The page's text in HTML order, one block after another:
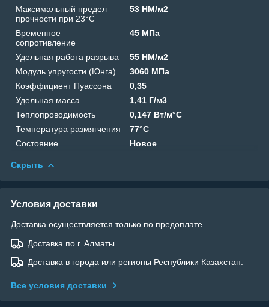
Максимальный предел
прочности при 23°C
53 HM/м2
Временное
сопротивление
45 МПа
Удельная работа разрыва
55 HM/м2
Модуль упругости (Юнга)
3060 МПа
Коэффициент Пуассона
0,35
Удельная масса
1,41 Г/м3
Теплопроводимость
0,147 Вт/м°C
Температура размягчения
77°C
Состояние
Новое
Скрыть
Условия доставки
Доставка осуществляется только по предоплате.
Доставка по г. Алматы.
Доставка в города или регионы Республики Казахстан.
Все условия доставки